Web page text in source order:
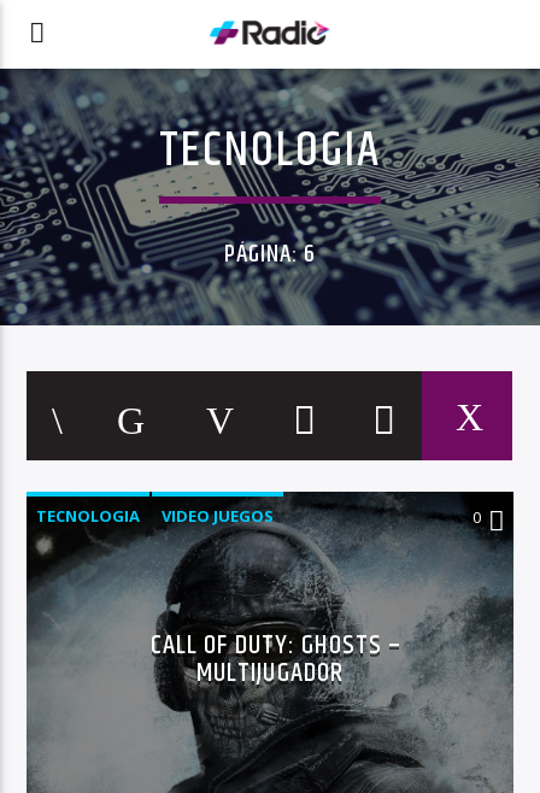
TECNOLOGIA
PÁGINA: 6
TECNOLOGIA VIDEO JUEGOS 0
CALL OF DUTY: GHOSTS –
MULTIJUGADOR